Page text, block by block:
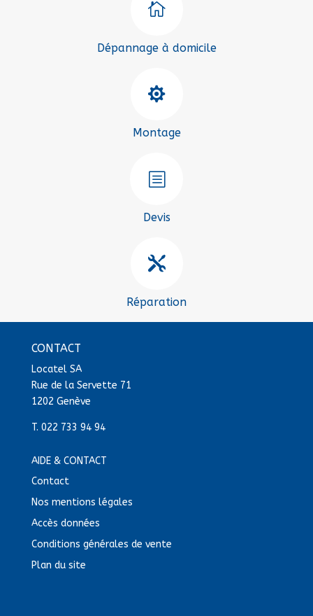

Dépannage à domicile

Montage
b
Devis

Réparation
CONTACT
Locatel SA
Rue de la Servette 71
1202 Genève
T. 022 733 94 94
AIDE & CONTACT
Contact
Nos mentions légales
Accès données
Conditions générales de vente
Plan du site